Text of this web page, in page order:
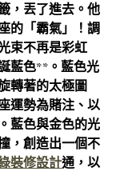
，丟了進去。他
的「霸氣」！調
束不再是彩虹
藍色**。藍色光
轉著的太極圖
運勢為賭注、以
藍色與金色的光
，創造出一個不
裝修設計通，以